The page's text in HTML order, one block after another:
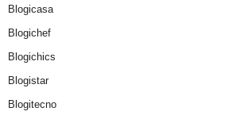
Blogicasa
Blogichef
Blogichics
Blogistar
Blogitecno